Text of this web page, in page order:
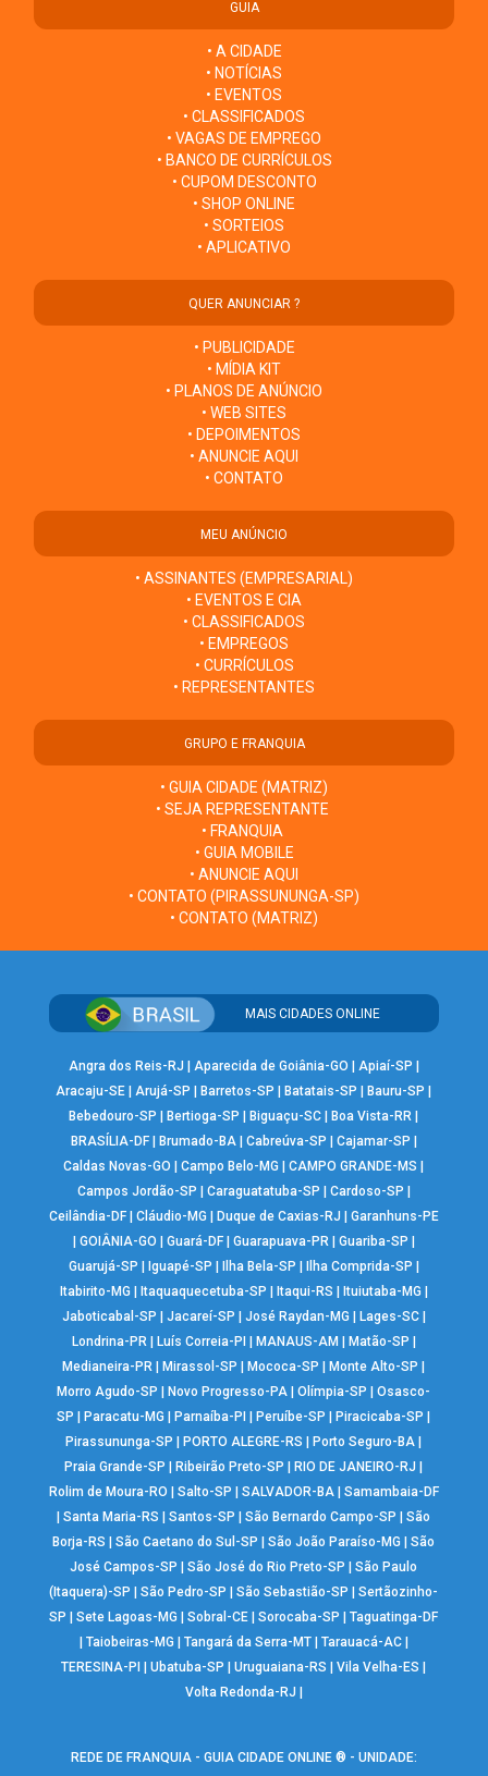
GUIA
• A CIDADE
• NOTÍCIAS
• EVENTOS
• CLASSIFICADOS
• VAGAS DE EMPREGO
• BANCO DE CURRÍCULOS
• CUPOM DESCONTO
• SHOP ONLINE
• SORTEIOS
• APLICATIVO
QUER ANUNCIAR ?
• PUBLICIDADE
• MÍDIA KIT
• PLANOS DE ANÚNCIO
• WEB SITES
• DEPOIMENTOS
• ANUNCIE AQUI
• CONTATO
MEU ANÚNCIO
• ASSINANTES (EMPRESARIAL)
• EVENTOS E CIA
• CLASSIFICADOS
• EMPREGOS
• CURRÍCULOS
• REPRESENTANTES
GRUPO E FRANQUIA
• GUIA CIDADE (MATRIZ)
• SEJA REPRESENTANTE
• FRANQUIA
• GUIA MOBILE
• ANUNCIE AQUI
• CONTATO (PIRASSUNUNGA-SP)
• CONTATO (MATRIZ)
MAIS CIDADES ONLINE
Angra dos Reis-RJ Aparecida de Goiânia-GO Apiaí-SP
Aracaju-SE |Arujá-SP Barretos-SP Batatais-SP Bauru-SP
Bebedouro-SP
Bertioga-SP Biguaçu-SC Boa Vista-RR
BRASÍLIA-DF| Brumado-BA| Cabreúva-SP Cajamar-SP
Caldas Novas-GO
|Campo Belo-MG |CAMPO GRANDE-MS
Campos Jordão-SP
Caraguatatuba-SP Cardoso-SP
Ceilândia-DF| Cláudio-MG Duque de Caxias-RJ
Garanhuns-PE
GOIÂNIA-GO Guará-DF| Guarapuava-PR| Guariba-SP
Guarujá-SP
Iguapé-SP Ilha Bela-SP Ilha Comprida-SP
Itabirito-MG
Itaquaquecetuba-SP Itaqui-RS Ituiutaba-MG
Jaboticabal-SP
Jacareí-SP José Raydan-MG Lages-SC|
Londrina-PR| Luís Correia-PI MANAUS-AM Matão-SP
Medianeira-PR
Mirassol-SP Mococa-SP Monte Alto-SP
Morro Agudo-SP
Novo Progresso-PA |Olímpia-SP |Osasco-
SP
Paracatu-MG Parnaíba-PI Peruíbe-SP Piracicaba-SP
Pirassununga-SP
PORTO ALEGRE-RS Porto Seguro-BA
Praia Grande-SP
Ribeirão Preto-SP RIO DE JANEIRO-RJ
Rolim de Moura-RO
Salto-SP SALVADOR-BA| Samambaia-DF
|Santa Maria-RS |Santos-SP |São Bernardo Campo-SP |São
Borja-RS
|São Caetano do Sul-SP |São João Paraíso-MG |São
José Campos-SP
|São José do Rio Preto-SP |São Paulo
(Itaquera)-SP
|São Pedro-SP |São Sebastião-SP |Sertãozinho-
SP
|Sete Lagoas-MG |Sobral-CE |Sorocaba-SP |Taguatinga-DF
Taiobeiras-MG Tangará da Serra-MT| Tarauacá-AC|
TERESINA-PI
|Ubatuba-SP |Uruguaiana-RS |Vila Velha-ES
Volta Redonda-RJ
REDE DE FRANQUIA - GUIA CIDADE ONLINE ® - UNIDADE: